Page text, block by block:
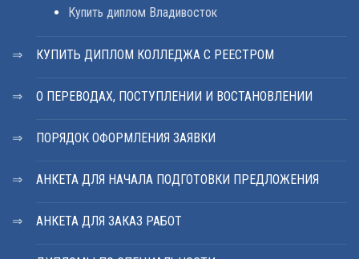
Купить диплом Владивосток
КУПИТЬ ДИПЛОМ КОЛЛЕДЖА С РЕЕСТРОМ
О ПЕРЕВОДАХ, ПОСТУПЛЕНИИ И ВОСТАНОВЛЕНИИ
ПОРЯДОК ОФОРМЛЕНИЯ ЗАЯВКИ
АНКЕТА ДЛЯ НАЧАЛА ПОДГОТОВКИ ПРЕДЛОЖЕНИЯ
АНКЕТА ДЛЯ ЗАКАЗ РАБОТ